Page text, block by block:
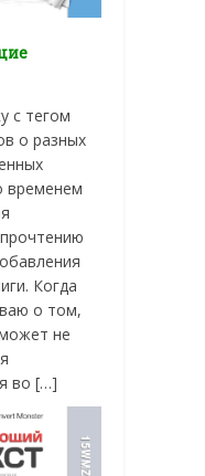
с тегом
о разных
временем
Когда
о том,
не
во […]